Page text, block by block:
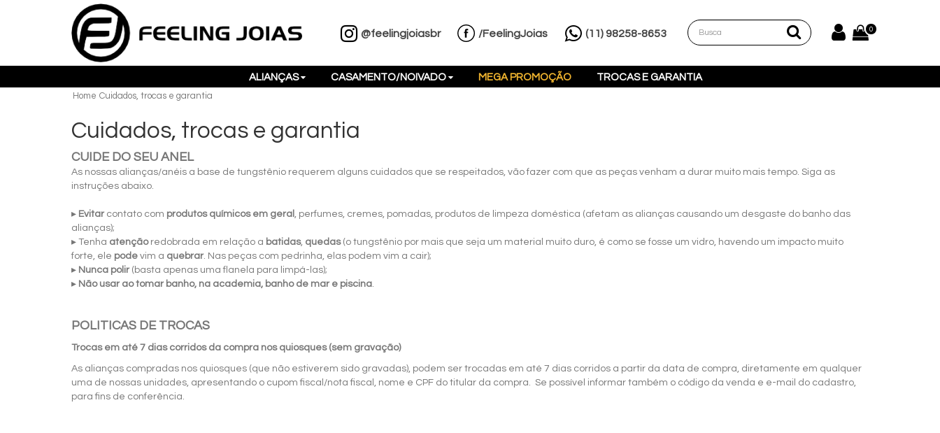
@feelingjoiasbr /FeelingJoias (11) 98258-8653 0
ALIANÇAS CASAMENTO/NOIVADO MEGA PROMOÇÃO TROCAS E GARANTIA
Home Cuidados, trocas e garantia
Cuidados, trocas e garantia
CUIDE DO SEU ANEL
As nossas alianças/anéis a base de tungstênio requerem alguns cuidados que se respeitados, vão fazer com que as peças venham a durar muito mais tempo. Siga as
instruções abaixo.
▸ Evitar contato com produtos químicos em geral , perfumes, cremes, pomadas, produtos de limpeza doméstica (afetam as alianças causando um desgaste do banho das
alianças);
▸ Tenha atenção redobrada em relação a batidas, quedas (o tungstênio por mais que seja um material muito duro, é como se fosse um vidro, havendo um impacto muito
forte, ele pode vim a quebrar. Nas peças com pedrinha, elas podem vim a cair);
▸ Nunca polir (basta apenas uma flanela para limpá-las);
▸ Não usar ao tomar banho, na academia, banho de mar e piscina.
POLITICAS DE TROCAS
Trocasem até 7 dias corridos da compra nos quiosques (sem gravação)
As alianças compradas nos quiosques (que não estiverem sido gravadas), podem ser trocadas em até 7 dias corridos a partir da data de compra, diretamente em qualquer
uma de nossas unidades, apresentando o cupom fiscal/nota fiscal, nome e CPF do titular da compra. Se possível informar também o código da venda e e-mail do cadastro,
para fins de conferência.